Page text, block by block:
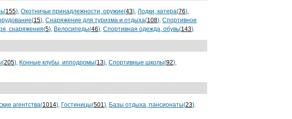
155), Охотничьи принадлежности, оружие(43), Лодки, катера(76),
15), Снаряжение для туризма и отдыха(108), Спортивное
снаряжения(5), Велосипеды(46), Спортивная одежда, обувь(143).
205), Конные клубы, ипподромы(13), Спортивные школы(92),
агентства(1014), Гостиницы(501), Базы отдыха, пансионаты(23).